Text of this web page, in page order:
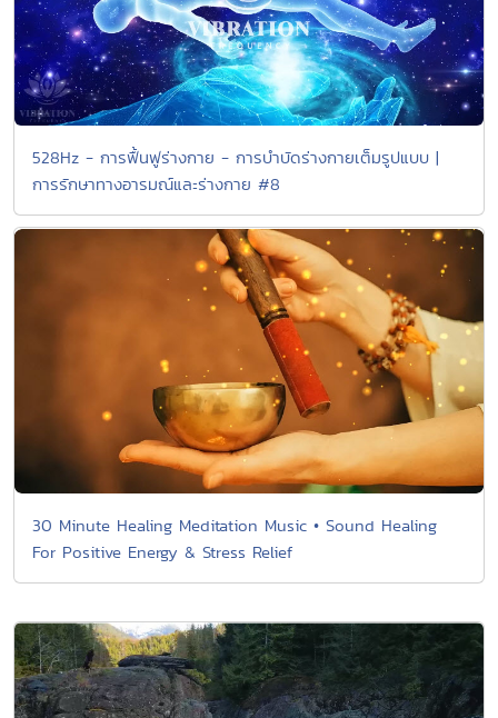
528Hz - การฟื้นฟูร่างกาย - การบำบัดร่างกายเต็มรูปแบบ |
การรักษาทางอารมณ์และร่างกาย #8
30 Minute Healing Meditation Music • Sound Healing
For Positive Energy & Stress Relief